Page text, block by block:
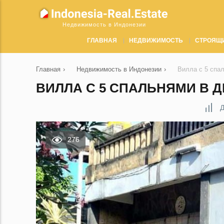
Недвижимость в Индонезии
ГЛАВНАЯ НЕДВИЖИМОСТЬ
Главная › Недвижимость в Индонезии › Вилла с 5
ВИЛЛА С 5 СПАЛЬНЯМИ В
276